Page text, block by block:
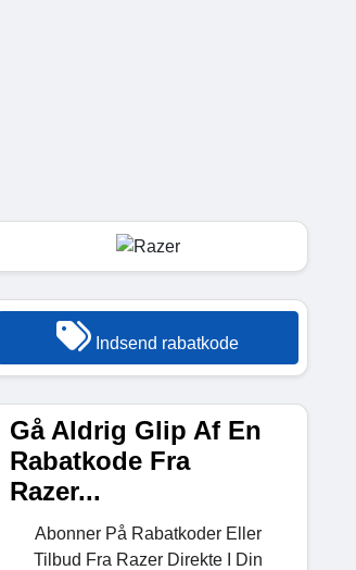
Indsend rabatkode
Gå Aldrig Glip Af En
Rabatkode Fra
Razer...
Abonner På Rabatkoder Eller
Tilbud Fra Razer Direkte I Din